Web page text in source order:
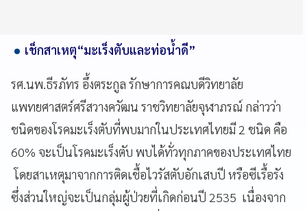
เช็กสาเหตุ“มะเร็งตับและท่อน้ำดี”
รศ.นพ.ธีรภัทร อึ้งตระกูล รักษาการคณบดีวิทยาลัย
แพทยศาสตร์ศรีสวางควัฒน ราชวิทยาลัยจุฬาภรณ์ กล่าวว่า
ชนิดของโรคมะเร็งตับที่พบมากในประเทศไทยมี 2 ชนิด คือ
60% จะเป็นโรคมะเร็งตับ พบได้ทั่วทุกภาคของประเทศไทย
โดยสาเหตุมาจากการติดเชื้อไวรัสตับอักเสบปี หรือซีเรื้อรัง
ซึ่งส่วนใหญ่จะเป็นกลุ่มผู้ป่วยที่เกิดก่อนปี 2535 เนื่องจาก